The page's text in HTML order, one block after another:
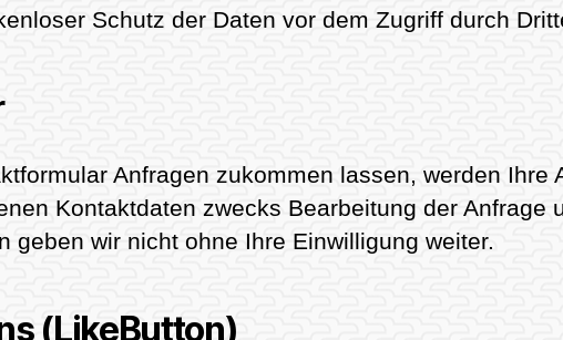
Schutz der Daten vor dem Zugriff durch
Anfragen zukommen lassen, werden
Kontaktdaten zwecks Bearbeitung der Anfrage
geben wir nicht ohne Ihre Einwilligung weiter.
(LikeButton)